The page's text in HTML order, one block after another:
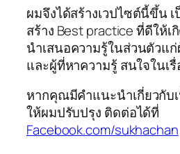
ผมจึงได้สร้างเวปไซต์นี้ขึ้น
สร้าง Best practice ที่ดีให้
นำเสนอความรู้ในส่วนตัวแ
และผู้ที่หาความรู้ สนใจในเรื่
หากคุณมีคำแนะนำเกี่ยวกับ
ให้ผมปรับปรุง ติดต่อได้ที่
Facebook.com/sukhachan